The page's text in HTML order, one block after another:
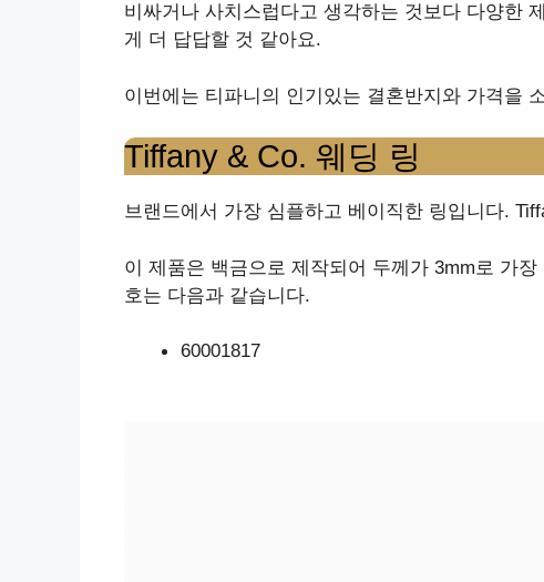
비싸거나 사치스럽다고 생각하는 것보다 다양한
게 더 답답할 것 같아요.
이번에는 티파니의 인기있는 결혼반지와 가격을
Tiffany & Co. 웨딩 링
브랜드에서 가장 심플하고 베이직한 링입니다.
이 제품은 백금으로 제작되어 두께가 3mm로 가
호는 다음과 같습니다.
60001817